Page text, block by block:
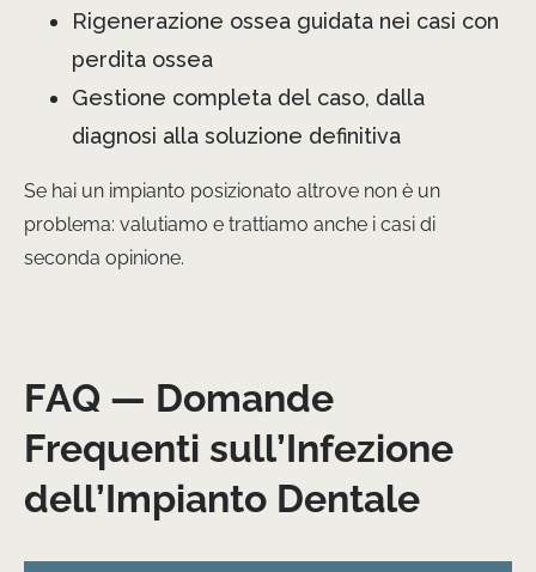
Rigenerazione ossea guidata nei casi con
perdita ossea
Gestione completa del caso, dalla
diagnosi alla soluzione definitiva
Se hai un impianto posizionato altrove non è un
problema: valutiamo e trattiamo anche i casi di
seconda opinione.
FAQ — Domande
Frequenti sull’Infezione
dell’Impianto Dentale